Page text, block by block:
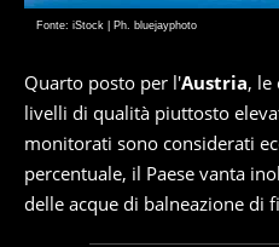
Fonte: iStock | Ph. bluejayphoto
Quarto posto per l'Austria, le
livelli di qualità piuttosto
monitorati sono considerati
percentuale, il Paese vanta
delle acque di balneazione di